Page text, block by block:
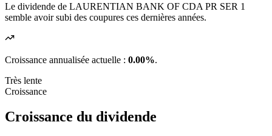
Le dividende de LAURENTIAN BANK OF CDA PR SER 1
semble avoir subi des coupures ces dernières années.
Croissance annualisée actuelle : 0.00%.
Très lente
Croissance
Croissance du dividende